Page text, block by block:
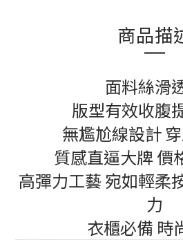
商品描
面料絲滑
版型有效收腹
無尷尬線設計
質感直逼大牌 價
高彈力工藝 宛如輕柔
力
衣櫃必備 時